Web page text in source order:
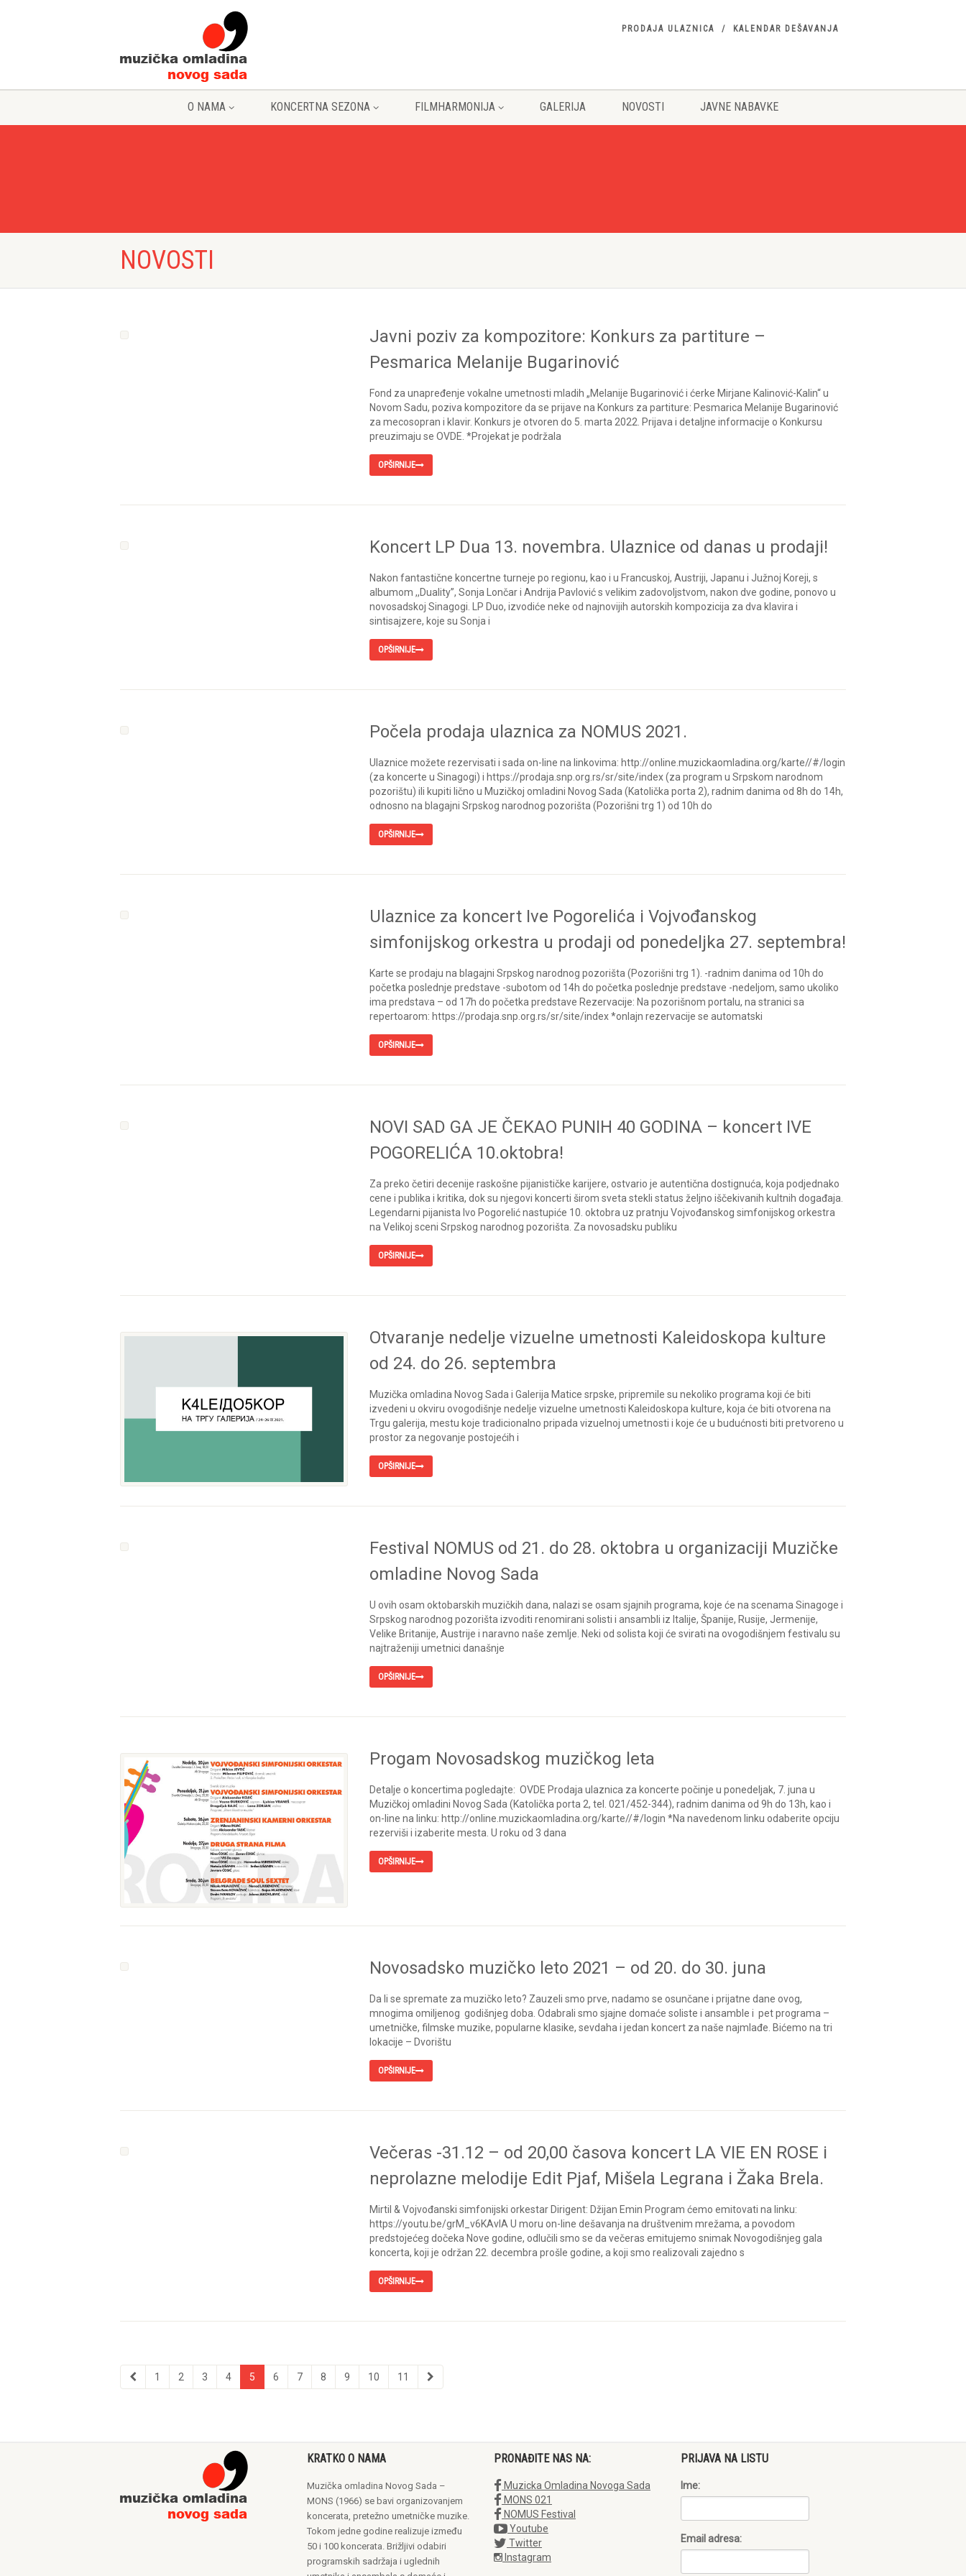
PRODAJA ULAZNICA KALENDAR DEŠAVANJA
O NAMA KONCERTNA SEZONA FILMHARMONIJA GALERIJA NOVOSTI JAVNE NABAVKE
NOVOSTI
Javni poziv za kompozitore: Konkurs za partiture –
Pesmarica Melanije Bugarinović
Fond za unapređenje vokalne umetnosti mladih „Melanije Bugarinović i ćerke Mirjane Kalinović-Kalin“ u
Novom Sadu, poziva kompozitore da se prijave na Konkurs za partiture: Pesmarica Melanije Bugarinović
za mecosopran i klavir. Konkurs je otvoren do 5. marta 2022. Prijava i detaljne informacije o Konkursu
preuzimaju se OVDE. *Projekat je podržala
OPŠIRNIJE
Koncert LP Dua 13. novembra. Ulaznice od danas u prodaji!
Nakon fantastične koncertne turneje po regionu, kao i u Francuskoj, Austriji, Japanu i Južnoj Koreji, s
albumom ,,Duality”, Sonja Lončar i Andrija Pavlović s velikim zadovoljstvom, nakon dve godine, ponovo u
novosadskoj Sinagogi. LP Duo, izvodiće neke od najnovijih autorskih kompozicija za dva klavira i
sintisajzere, koje su Sonja i
OPŠIRNIJE
Počela prodaja ulaznica za NOMUS 2021.
Ulaznice možete rezervisati i sada on-line na linkovima: http://online.muzickaomladina.org/karte//#/login
(za koncerte u Sinagogi) i https://prodaja.snp.org.rs/sr/site/index (za program u Srpskom narodnom
pozorištu) ili kupiti lično u Muzičkoj omladini Novog Sada (Katolička porta 2), radnim danima od 8h do 14h,
odnosno na blagajni Srpskog narodnog pozorišta (Pozorišni trg 1) od 10h do
OPŠIRNIJE
Ulaznice za koncert Ive Pogorelića i Vojvođanskog
simfonijskog orkestra u prodaji od ponedeljka 27. septembra!
Karte se prodaju na blagajni Srpskog narodnog pozorišta (Pozorišni trg 1). -radnim danima od 10h do
početka poslednje predstave -subotom od 14h do početka poslednje predstave -nedeljom, samo ukoliko
ima predstava – od 17h do početka predstave Rezervacije: Na pozorišnom portalu, na stranici sa
repertoarom: https://prodaja.snp.org.rs/sr/site/index *onlajn rezervacije se automatski
OPŠIRNIJE
NOVI SAD GA JE ČEKAO PUNIH 40 GODINA – koncert IVE
POGORELIĆA 10.oktobra!
Za preko četiri decenije raskošne pijanističke karijere, ostvario je autentična dostignuća, koja podjednako
cene i publika i kritika, dok su njegovi koncerti širom sveta stekli status željno iščekivanih kultnih događaja.
Legendarni pijanista Ivo Pogorelić nastupiće 10. oktobra uz pratnju Vojvođanskog simfonijskog orkestra
na Velikoj sceni Srpskog narodnog pozorišta. Za novosadsku publiku
OPŠIRNIJE
Otvaranje nedelje vizuelne umetnosti Kaleidoskopa kulture
od 24. do 26. septembra
Muzička omladina Novog Sada i Galerija Matice srpske, pripremile su nekoliko programa koji će biti
izvedeni u okviru ovogodišnje nedelje vizuelne umetnosti Kaleidoskopa kulture, koja će biti otvorena na
Trgu galerija, mestu koje tradicionalno pripada vizuelnoj umetnosti i koje će u budućnosti biti pretvoreno u
prostor za negovanje postojećih i
OPŠIRNIJE
Festival NOMUS od 21. do 28. oktobra u organizaciji Muzičke
omladine Novog Sada
U ovih osam oktobarskih muzičkih dana, nalazi se osam sjajnih programa, koje će na scenama Sinagoge i
Srpskog narodnog pozorišta izvoditi renomirani solisti i ansambli iz Italije, Španije, Rusije, Jermenije,
Velike Britanije, Austrije i naravno naše zemlje. Neki od solista koji će svirati na ovogodišnjem festivalu su
najtraženiji umetnici današnje
OPŠIRNIJE
Progam Novosadskog muzičkog leta
Detalje o koncertima pogledajte: OVDE Prodaja ulaznica za koncerte počinje u ponedeljak, 7. juna u
Muzičkoj omladini Novog Sada (Katolička porta 2, tel. 021/452-344), radnim danima od 9h do 13h, kao i
on-line na linku: http://online.muzickaomladina.org/karte//#/login *Na navedenom linku odaberite opciju
rezerviši i izaberite mesta. U roku od 3 dana
OPŠIRNIJE
Novosadsko muzičko leto 2021 – od 20. do 30. juna
Da li se spremate za muzičko leto? Zauzeli smo prve, nadamo se osunčane i prijatne dane ovog,
mnogima omiljenog godišnjeg doba. Odabrali smo sjajne domaće soliste i ansamble i pet programa –
umetničke, filmske muzike, popularne klasike, sevdaha i jedan koncert za naše najmlađe. Bićemo na tri
lokacije – Dvorištu
OPŠIRNIJE
Večeras -31.12 – od 20,00 časova koncert LA VIE EN ROSE i
neprolazne melodije Edit Pjaf, Mišela Legrana i Žaka Brela.
Mirtil & Vojvođanski simfonijski orkestar Dirigent: Džijan Emin Program ćemo emitovati na linku:
https://youtu.be/grM_v6KAvlA U moru on-line dešavanja na društvenim mrežama, a povodom
predstojećeg dočeka Nove godine, odlučili smo se da večeras emitujemo snimak Novogodišnjeg gala
koncerta, koji je održan 22. decembra prošle godine, a koji smo realizovali zajedno s
OPŠIRNIJE
1 2 3 4 5 6 7 8 9 10 11
KRATKO O NAMA
Muzička omladina Novog Sada –
MONS (1966) se bavi organizovanjem
koncerata, pretežno umetničke muzike.
Tokom jedne godine realizuje između
50 i 100 koncerata. Brižljivi odabiri
programskih sadržaja i uglednih
PRONAĐITE NAS NA:
Muzicka Omladina Novoga Sada
MONS 021
NOMUS Festival
Youtube
Twitter
Instagram
PRIJAVA NA LISTU
Ime:
Email adresa: